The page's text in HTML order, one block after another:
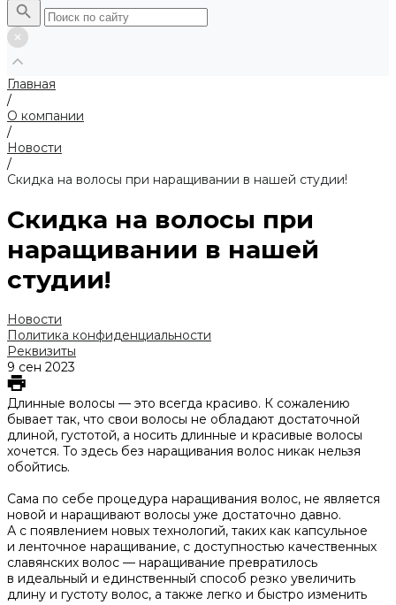
Главная
/
О компании
/
Новости
/
Скидка на волосы при наращивании в нашей студии!
Скидка на волосы при
наращивании в нашей
студии!
Новости
Политика конфиденциальности
Реквизиты
9 сен 2023
Длинные волосы — это всегда красиво. К сожалению
бывает так, что свои волосы не обладают достаточной
длиной, густотой, а носить длинные и красивые волосы
хочется. То здесь без наращивания волос никак нельзя
обойтись.
Сама по себе процедура наращивания волос, не является
новой и наращивают волосы уже достаточно давно.
А с появлением новых технологий, таких как капсульное
и ленточное наращивание, с доступностью качественных
славянских волос — наращивание превратилось
в идеальный и единственный способ резко увеличить
длину и густоту волос, а также легко и быстро изменить